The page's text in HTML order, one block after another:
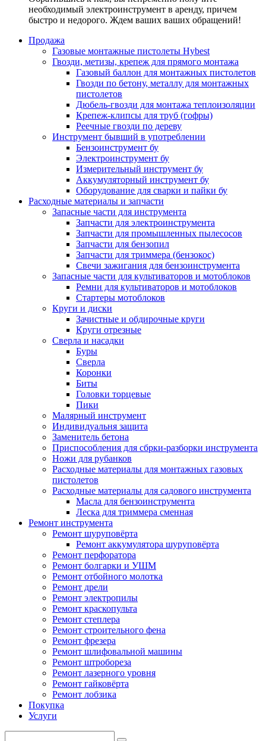
необходимый электроинструмент в аренду, причем
быстро и недорого. Ждем ваших ваших обращений!
Продажа
Газовые монтажные пистолеты Hybest
Гвозди, метизы, крепеж для прямого монтажа
Газовый баллон для монтажных пистолетов
Гвозди по бетону, металлу для монтажных
пистолетов
Дюбель-гвозди для монтажа теплоизоляции
Крепеж-клипсы для труб (гофры)
Реечные гвозди по дереву
Инструмент бывший в употреблении
Бензоинструмент бу
Электроинструмент бу
Измерительный инструмент бу
Аккумуляторный инструмент бу
Оборудование для сварки и пайки бу
Расходные материалы и запчасти
Запасные части для инструмента
Запчасти для электроинструмента
Запчасти для промышленных пылесосов
Запчасти для бензопил
Запчасти для триммера (бензокос)
Свечи зажигания для бензоинструмента
Запасные части для культиваторов и мотоблоков
Ремни для культиваторов и мотоблоков
Стартеры мотоблоков
Круги и диски
Зачистные и обдирочные круги
Круги отрезные
Сверла и насадки
Буры
Сверла
Коронки
Биты
Головки торцевые
Пики
Малярный инструмент
Индивидуальня защита
Заменитель бетона
Приспособления для сбрки-разборки инструмента
Ножи для рубанков
Расходные материалы для монтажных газовых
пистолетов
Расходные материалы для садового инструмента
Масла для бензоинструмента
Леска для триммера сменная
Ремонт инструмента
Ремонт шуруповёрта
Ремонт аккумулятора шуруповёрта
Ремонт перфоратора
Ремонт болгарки и УШМ
Ремонт отбойного молотка
Ремонт дрели
Ремонт электропилы
Ремонт краскопульта
Ремонт степлера
Ремонт строительного фена
Ремонт фрезера
Ремонт шлифовальной машины
Ремонт штробореза
Ремонт лазерного уровня
Ремонт гайковёрта
Ремонт лобзика
Покупка
Услуги